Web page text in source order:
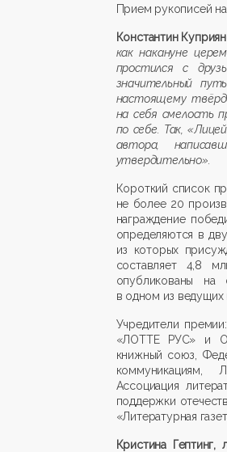
Прием рукописей
Константин
как накануне
простился с
значительный
настоящему
на себя смелость
по себе. Так,
автора,
утвердительно».
Короткий список
не более 20
награждение
определяются в
из которых
составляет 4,8
опубликованы
в одном из ведущих
Учредители
«ЛОТТЕ РУС» и
книжный союз,
коммуникациям,
Ассоциация
поддержки
«Литературная
Кристина